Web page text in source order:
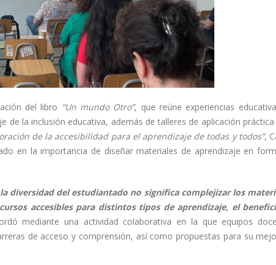
del libro “Un mundo Otro”, que reúne experiencias
la inclusión educativa, además de talleres de aplicación práctica
de la accesibilidad para el aprendizaje de todas y todos”,
en la importancia de diseñar materiales de aprendizaje en
diversidad del estudiantado no significa complejizar los
accesibles para distintos tipos de aprendizaje, el
mediante una actividad colaborativa en la que equipos
de acceso y comprensión, así como propuestas para su